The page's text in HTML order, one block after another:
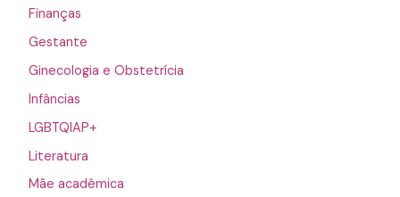
Finanças
Gestante
Ginecologia e Obstetrícia
Infâncias
LGBTQIAP+
Literatura
Mãe acadêmica